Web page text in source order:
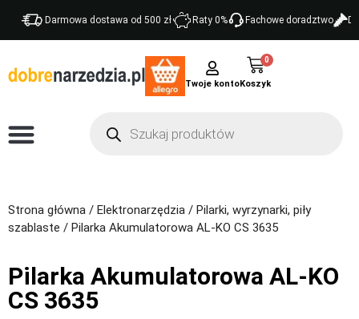
Darmowa dostawa od 500 zł Raty 0% Fachowe doradztwo
Twoje konto
0
Strona główna / Elektronarzędzia / Pilarki, wyrzynarki, piły
szablaste / Pilarka Akumulatorowa AL-KO CS 3635
Pilarka Akumulatorowa AL-KO
CS 3635